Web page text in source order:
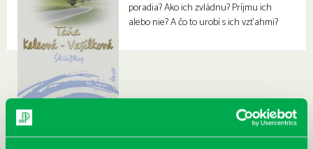
poradia? Ako ich zvládnu? Príjmu ich
alebo nie? A čo to urobí s ich vzťahmi?